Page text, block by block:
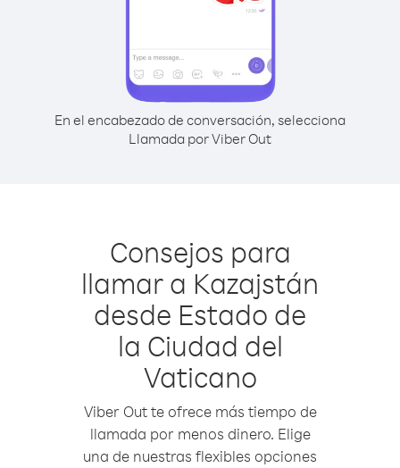
En el encabezado de conversación, selecciona
Llamada por Viber Out
Consejos para
llamar a Kazajstán
desde Estado de
la Ciudad del
Vaticano
Viber Out te ofrece más tiempo de
llamada por menos dinero. Elige
una de nuestras flexibles opciones